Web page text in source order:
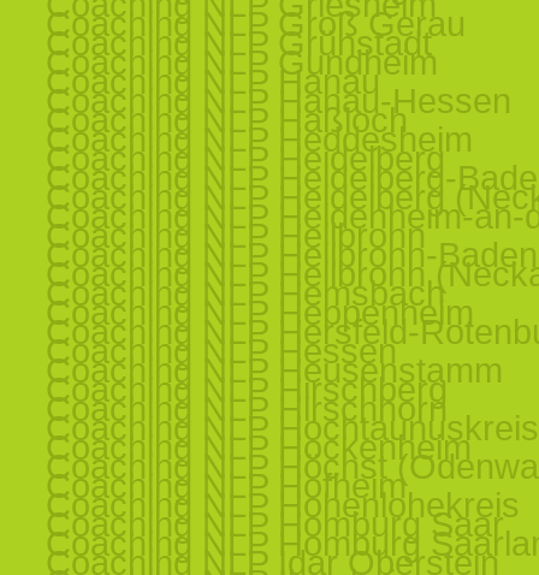
Coaching NLP Groß Gerau
Coaching NLP Grünstadt
Coaching NLP Gundheim
Coaching NLP Hanau
Coaching NLP Hanau-Hessen
Coaching NLP Haßloch
Coaching NLP Heddesheim
Coaching NLP Heidelberg
Coaching NLP Heidelberg-
Coaching NLP Heidelberg
Coaching NLP Heidenheim-an-
Coaching NLP Heilbronn
Coaching NLP Heilbronn-Baden
Coaching NLP Heilbronn
Coaching NLP Hemsbach
Coaching NLP Heppenheim
Coaching NLP Hersfeld-
Coaching NLP Hessen
Coaching NLP Heusenstamm
Coaching NLP Hirschberg
Coaching NLP Hirschhorn
Coaching NLP Hochtaunuskreis
Coaching NLP Hockenheim
Coaching NLP Höchst
Coaching NLP Hofheim
Coaching NLP Hohenlohekreis
Coaching NLP Homburg Saar
Coaching NLP Homburg
Coaching NLP Idar Oberstein